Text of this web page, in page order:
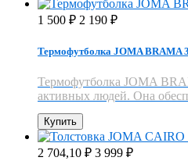
1 500 ₽ 2 190 ₽
Термофутболка JOMA BRAMA
Термофутболка JOMA
активных людей. Она
Купить
2 704,10 ₽ 3 999 ₽